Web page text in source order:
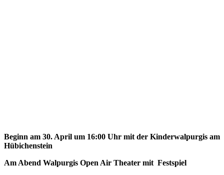
Beginn am 30. April um 16:00 Uhr mit der Kinderwalpurgis am
Hübichenstein
Am Abend Walpurgis Open Air Theater mit Festspiel